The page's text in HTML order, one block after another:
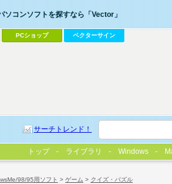
98/95用ソフト > ゲーム > クイズ・パズル
ソコンソフトを探すなら「Vector」
PCショップ ベクターサイン
サーチトレンド！
トップ ライブラリ Windows